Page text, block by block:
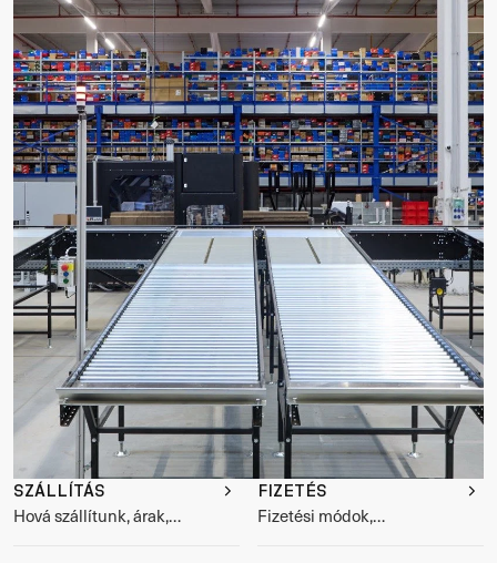
SZÁLLÍTÁS
Hová szállítunk, árak,
FIZETÉS
Fizetési módok,